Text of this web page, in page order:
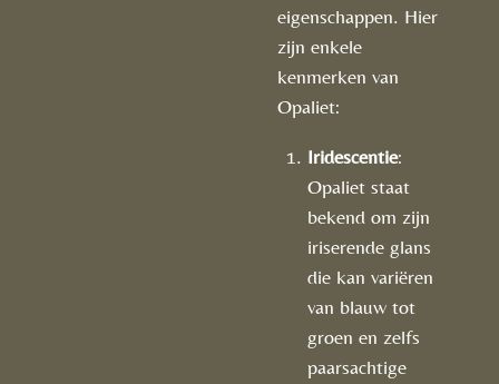
eigenschappen. Hier
zijn enkele
kenmerken van
Opaliet:
Iridescentie:
Opaliet staat
bekend om zijn
iriserende glans
die kan variëren
van blauw tot
groen en zelfs
paarsachtige